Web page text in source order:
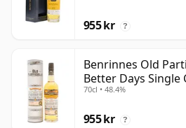
955 kr ?
Benrinnes Old
Better Days Single
gammal
70cl • 48.4%
955 kr ?